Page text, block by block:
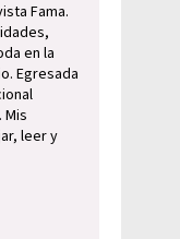
Fama.
en la
Egresada
Mis
leer y